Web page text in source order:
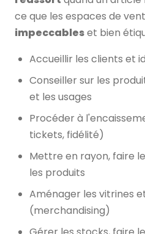
ce que les espaces de
impeccableset bien
Accueillir les clients et
Conseiller sur les
et les usages
Procéder à
tickets, fidélité)
Mettre en rayon, faire
les produits
Aménager les vitrines
(merchandising)